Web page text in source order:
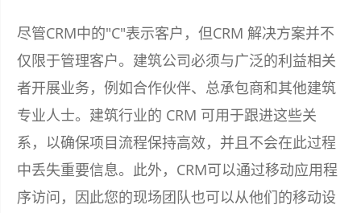
尽管CRM中的"C"表示客户，但CRM 解决方案并不
仅限于管理客户。建筑公司必须与广泛的利益相关
者开展业务，例如合作伙伴、总承包商和其他建筑
专业人士。建筑行业的 CRM 可用于跟进这些关
系，以确保项目流程保持高效，并且不会在此过程
中丢失重要信息。此外，CRM可以通过移动应用程
序访问，因此您的现场团队也可以从他们的移动设